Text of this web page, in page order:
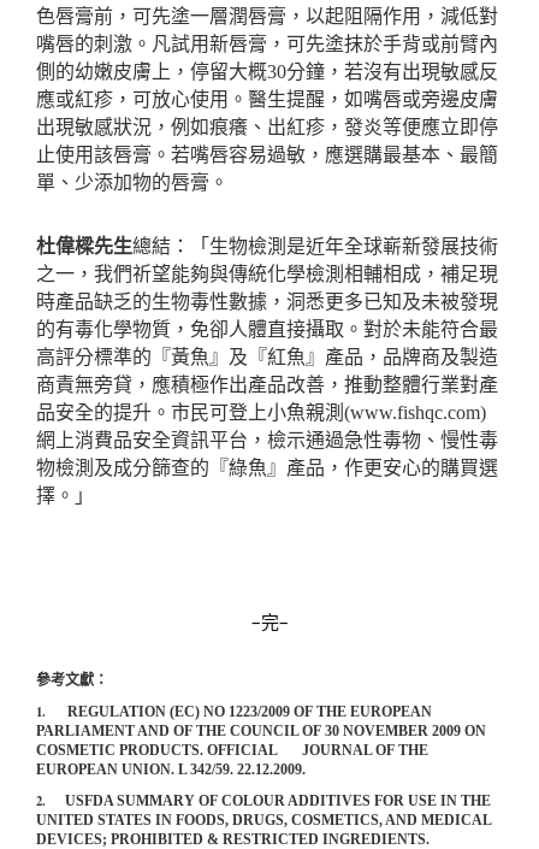
色唇膏前，可先塗一層潤唇膏，以起阻隔作用，減低對
嘴唇的刺激。凡試用新唇膏，可先塗抹於手背或前臂內
側的幼嫩皮膚上，停留大概30分鐘，若沒有出現敏感反
應或紅疹，可放心使用。醫生提醒，如嘴唇或旁邊皮膚
出現敏感狀況，例如痕癢、出紅疹，發炎等便應立即停
止使用該唇膏。若嘴唇容易過敏，應選購最基本、最簡
單、少添加物的唇膏。
杜偉樑先生總結：「生物檢測是近年全球嶄新發展技術
之一，我們祈望能夠與傳統化學檢測相輔相成，補足現
時產品缺乏的生物毒性數據，洞悉更多已知及未被發現
的有毒化學物質，免卻人體直接攝取。對於未能符合最
高評分標準的『黃魚』及『紅魚』產品，品牌商及製造
商責無旁貸，應積極作出產品改善，推動整體行業對產
品安全的提升。市民可登上小魚親測 (www.fishqc.com)
網上消費品安全資訊平台，檢示通過急性毒物、慢性毒
物檢測及成分篩查的『綠魚』產品，作更安心的購買選
擇。」
–完–
參考文獻：
1.
REGULATION (EC) NO 1223/2009 OF THE EUROPEAN
PARLIAMENT AND OF THE COUNCIL OF 30 NOVEMBER 2009 ON
COSMETIC PRODUCTS. OFFICIAL JOURNAL OF THE
EUROPEAN UNION. L 342/59. 22.12.2009.
2.
USFDA SUMMARY OF COLOUR ADDITIVES FOR USE IN THE
UNITED STATES IN FOODS, DRUGS, COSMETICS, AND MEDICAL
DEVICES; PROHIBITED & RESTRICTED INGREDIENTS.